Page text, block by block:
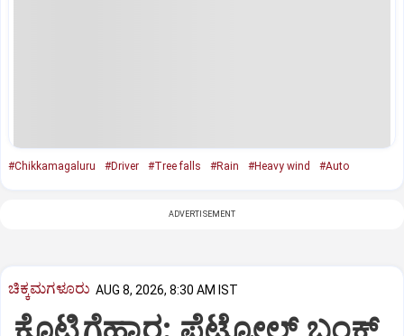
#Chikkamagaluru #Driver #Tree falls #Rain #Heavy wind #Auto
ADVERTISEMENT
ಚಿಕ್ಕಮಗಳೂರು AUG 8, 2026, 8:30 AM IST